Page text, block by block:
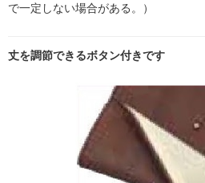
で一定しない場合がある。）
丈を調節できるボタン付きです